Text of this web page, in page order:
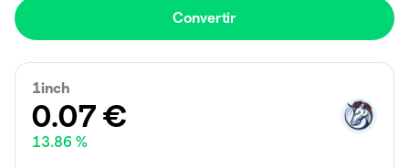
Convertir
1inch
0.07 €
13.86 %